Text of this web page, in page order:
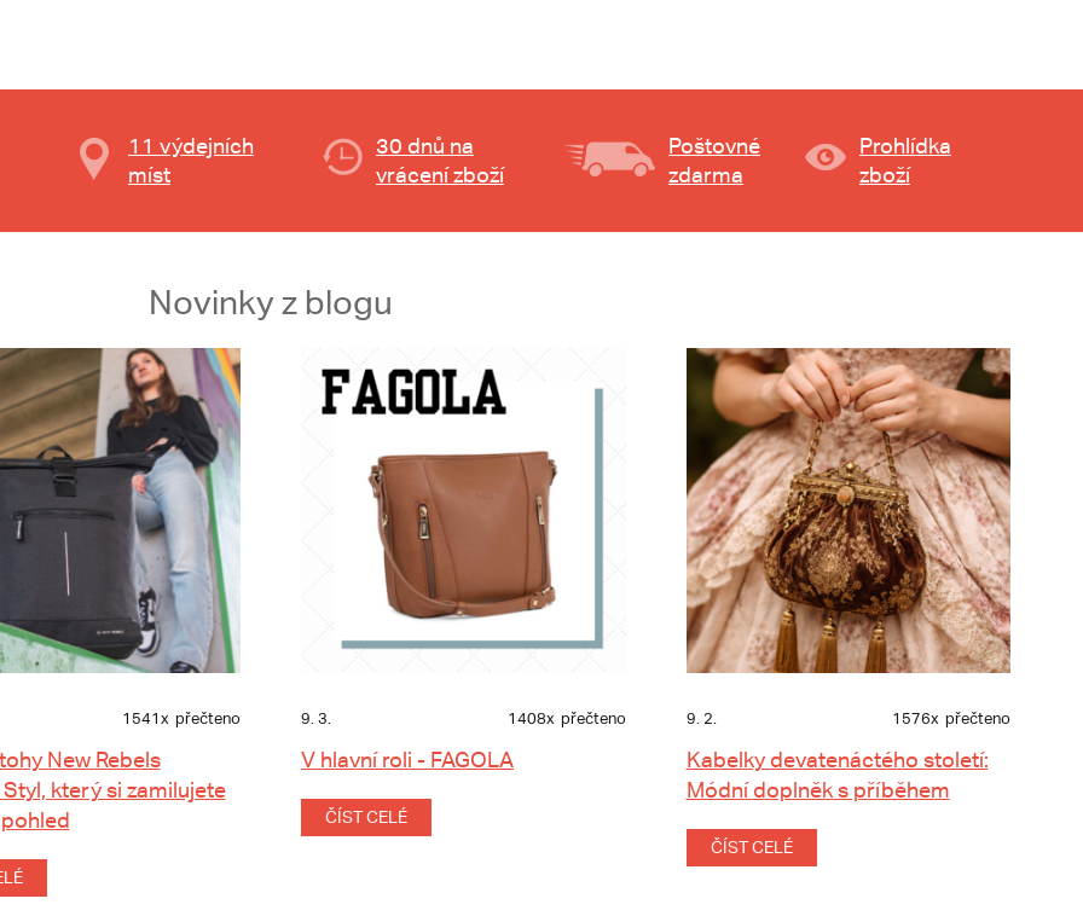
11 výdejních
míst
30 dnů na
vrácení zboží
Poštovné
zdarma
Prohlídka
zboží
Novinky z blogu
1541x přečteno
New Rebels
který si zamilujete
9. 3. 1408x přečteno
V hlavní roli - FAGOLA
ČÍST CELÉ
9. 2. 1576x přečteno
Kabelky devatenáctého století:
Módní doplněk s příběhem
ČÍST CELÉ